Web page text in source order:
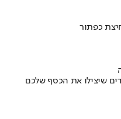
כפתור
שיצילו את הכסף שלכם